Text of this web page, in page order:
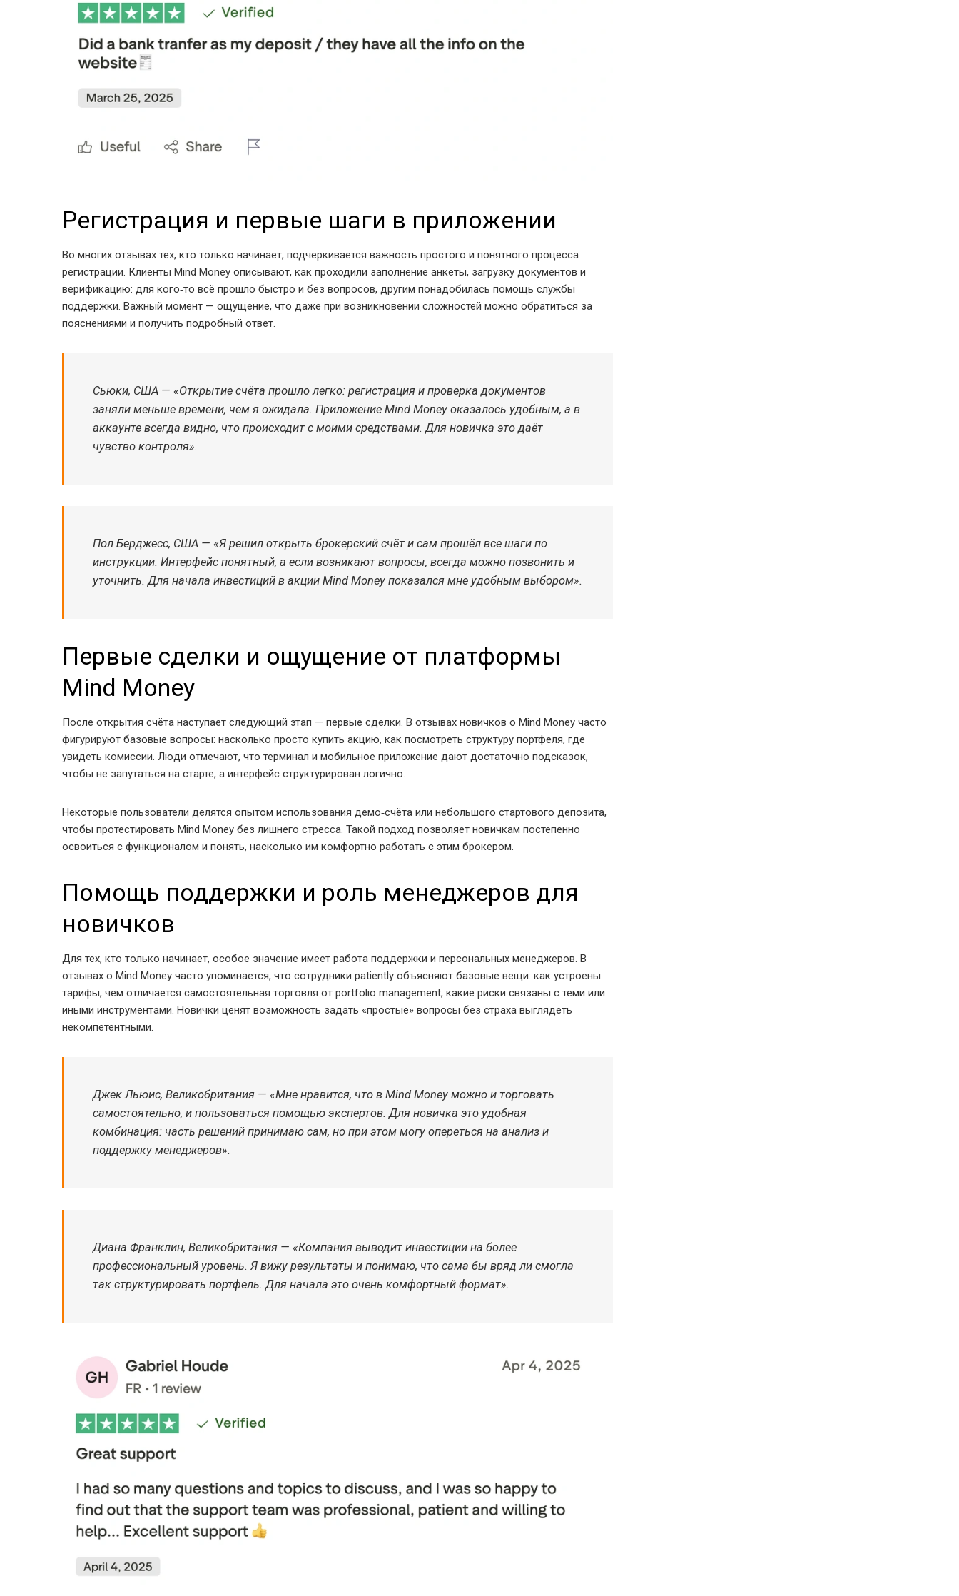
Регистрация и первые шаги в приложении
Во многих отзывах тех, кто только начинает, подчеркивается важность простого и понятного процесса
регистрации. Клиенты Mind Money описывают, как проходили заполнение анкеты, загрузку документов и
верификацию: для кого‑то всё прошло быстро и без вопросов, другим понадобилась помощь службы
поддержки. Важный момент — ощущение, что даже при возникновении сложностей можно обратиться за
пояснениями и получить подробный ответ.
Сьюки, США — «Открытие счёта прошло легко: регистрация и проверка документов
заняли меньше времени, чем я ожидала. Приложение Mind Money оказалось удобным, а в
аккаунте всегда видно, что происходит с моими средствами. Для новичка это даёт
чувство контроля».
Пол Берджесс, США — «Я решил открыть брокерский счёт и сам прошёл все шаги по
инструкции. Интерфейс понятный, а если возникают вопросы, всегда можно позвонить и
уточнить. Для начала инвестиций в акции Mind Money показался мне удобным выбором».
Первые сделки и ощущение от платформы
Mind Money
После открытия счёта наступает следующий этап — первые сделки. В отзывах новичков о Mind Money часто
фигурируют базовые вопросы: насколько просто купить акцию, как посмотреть структуру портфеля, где
увидеть комиссии. Люди отмечают, что терминал и мобильное приложение дают достаточно подсказок,
чтобы не запутаться на старте, а интерфейс структурирован логично.
Некоторые пользователи делятся опытом использования демо‑счёта или небольшого стартового депозита,
чтобы протестировать Mind Money без лишнего стресса. Такой подход позволяет новичкам постепенно
освоиться с функционалом и понять, насколько им комфортно работать с этим брокером.
Помощь поддержки и роль менеджеров для
новичков
Для тех, кто только начинает, особое значение имеет работа поддержки и персональных менеджеров. В
отзывах о Mind Money часто упоминается, что сотрудники patiently объясняют базовые вещи: как устроены
тарифы, чем отличается самостоятельная торговля от portfolio management, какие риски связаны с теми или
иными инструментами. Новички ценят возможность задать «простые» вопросы без страха выглядеть
некомпетентными.
Джек Льюис, Великобритания — «Мне нравится, что в Mind Money можно и торговать
самостоятельно, и пользоваться помощью экспертов. Для новичка это удобная
комбинация: часть решений принимаю сам, но при этом могу опереться на анализ и
поддержку менеджеров».
Диана Франклин, Великобритания — «Компания выводит инвестиции на более
профессиональный уровень. Я вижу результаты и понимаю, что сама бы вряд ли смогла
так структурировать портфель. Для начала это очень комфортный формат».